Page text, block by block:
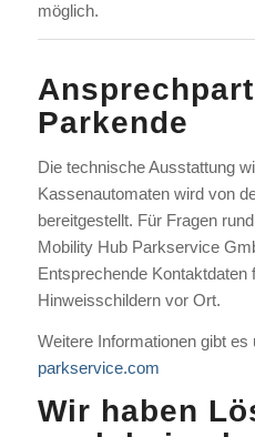
möglich.
Parkende
Die technische Ausstattung
Kassenautomaten wird von
bereitgestellt. Für Fragen
Mobility Hub Parkservice
Entsprechende Kontaktdaten
Hinweisschildern vor Ort.
Weitere Informationen gibt es
parkservice.com
Wir haben